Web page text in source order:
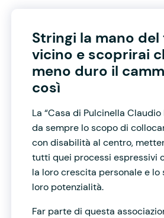
Stringi la mano del
vicino e scoprirai
meno duro il
così
La “Casa di Pulcinella Claudio
da sempre lo scopo di
con disabilità al centro,
tutti quei processi espressivi
la loro crescita personale e lo
loro potenzialità.
Far parte di questa